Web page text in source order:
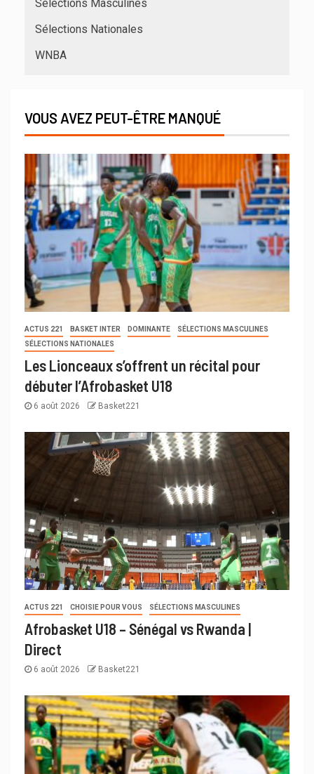
Sélections Masculines
Sélections Nationales
WNBA
VOUS AVEZ PEUT-ÊTRE MANQUÉ
ACTUS 221 BASKET INTER DOMINANTE
SÉLECTIONS MASCULINES
SÉLECTIONS NATIONALES
Les Lionceaux s’offrent un récital pour
débuter l’Afrobasket U18
6 août 2026 Basket221
ACTUS 221 CHOISIE POUR VOUS SÉLECTIONS MASCULINES
Afrobasket U18 – Sénégal vs Rwanda |
Direct
6 août 2026 Basket221